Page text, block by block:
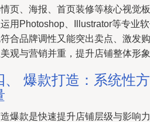
页、海报、首页装修等核心视觉
用Photoshop、Illustrator等专业
合品牌调性又能突出卖点、激发
观与营销并重，提升店铺整体形象
、 爆款打造：系统性
爆款是快速提升店铺层级与影响